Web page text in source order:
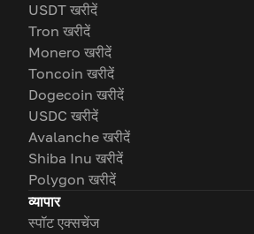
USDT खरीदें
Tron खरीदें
Monero खरीदें
Toncoin खरीदें
Dogecoin खरीदें
USDC खरीदें
Avalanche खरीदें
Shiba Inu खरीदें
Polygon खरीदें
व्यापार
स्पॉट एक्सचेंज